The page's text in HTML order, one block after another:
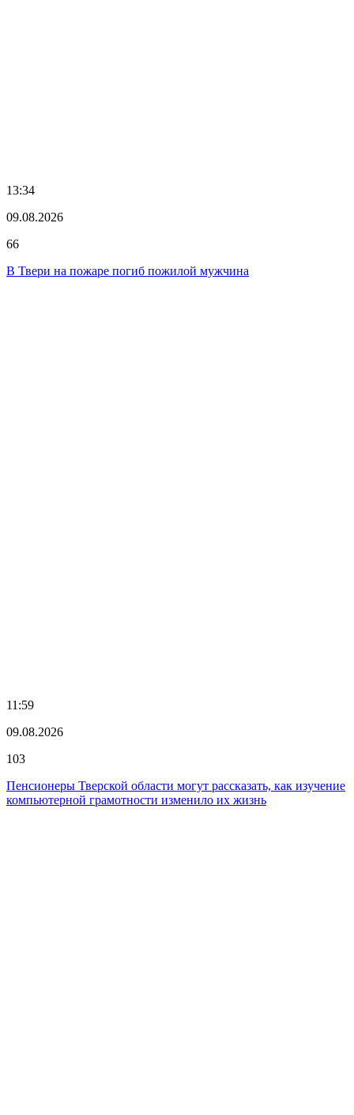
13:34
09.08.2026
66
В Твери на пожаре погиб пожилой мужчина
11:59
09.08.2026
103
Пенсионеры Тверской области могут рассказать, как изучение
компьютерной грамотности изменило их жизнь